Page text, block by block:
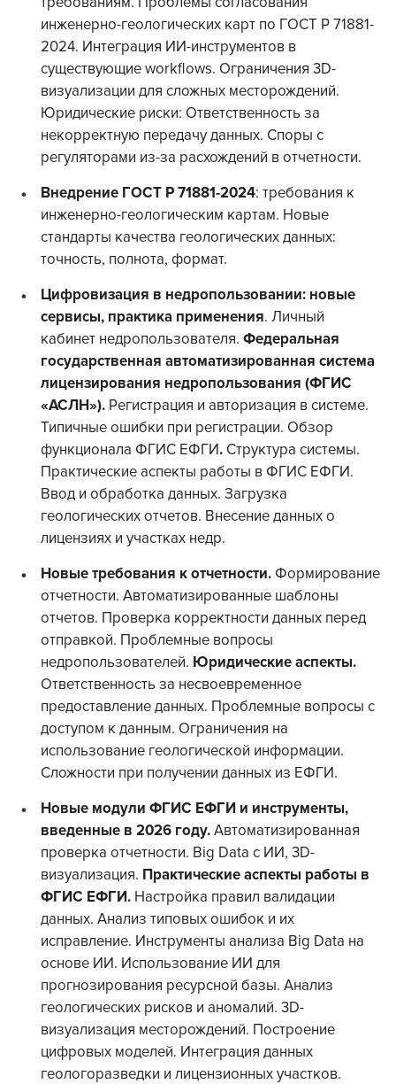
инженерно-геологических карт по ГОСТ Р 71881-
2024. Интеграция ИИ-инструментов в
существующие workflows. Ограничения 3D-
визуализации для сложных месторождений.
Юридические риски: Ответственность за
некорректную передачу данных. Споры с
регуляторами из-за расхождений в отчетности.
Внедрение ГОСТ Р 71881-2024: требования к
инженерно-геологическим картам. Новые
стандарты качества геологических данных:
точность, полнота, формат.
Цифровизация в недропользовании: новые
сервисы, практика применения. Личный
кабинет недропользователя. Федеральная
государственная автоматизированная система
лицензирования недропользования (ФГИС
«АСЛН»). Регистрация и авторизация в системе.
Типичные ошибки при регистрации. Обзор
функционала ФГИС ЕФГИ. Структура системы.
Практические аспекты работы в ФГИС ЕФГИ.
Ввод и обработка данных. Загрузка
геологических отчетов. Внесение данных о
лицензиях и участках недр.
Новые требования к отчетности. Формирование
отчетности. Автоматизированные шаблоны
отчетов. Проверка корректности данных перед
отправкой. Проблемные вопросы
недропользователей. Юридические аспекты.
Ответственность за несвоевременное
предоставление данных. Проблемные вопросы с
доступом к данным. Ограничения на
использование геологической информации.
Сложности при получении данных из ЕФГИ.
Новые модули ФГИС ЕФГИ и инструменты,
введенные в 2026 году. Автоматизированная
проверка отчетности. Big Data с ИИ, 3D-
визуализация. Практические аспекты работы в
ФГИС ЕФГИ. Настройка правил валидации
данных. Анализ типовых ошибок и их
исправление. Инструменты анализа Big Data на
основе ИИ. Использование ИИ для
прогнозирования ресурсной базы. Анализ
геологических рисков и аномалий. 3D-
визуализация месторождений. Построение
цифровых моделей. Интеграция данных
геологоразведки и лицензионных участков.